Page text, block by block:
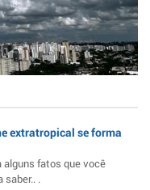
extratropical se forma
alguns fatos que você
saber.. .